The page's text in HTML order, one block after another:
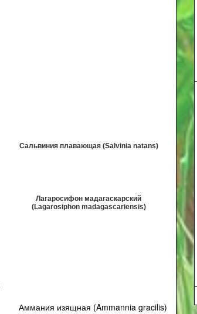
Сальвиния плавающая (Salvinia natans)
Лагаросифон мадагаскарский
(Lagarosiphon madagascariensis)
Аммания изящная (Ammannia gracilis)